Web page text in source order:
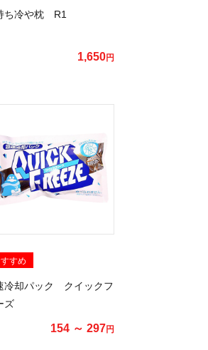
ち冷や枕 R1
1,650円
すめ
冷却パック クイックフ
ズ
154 ～ 297円